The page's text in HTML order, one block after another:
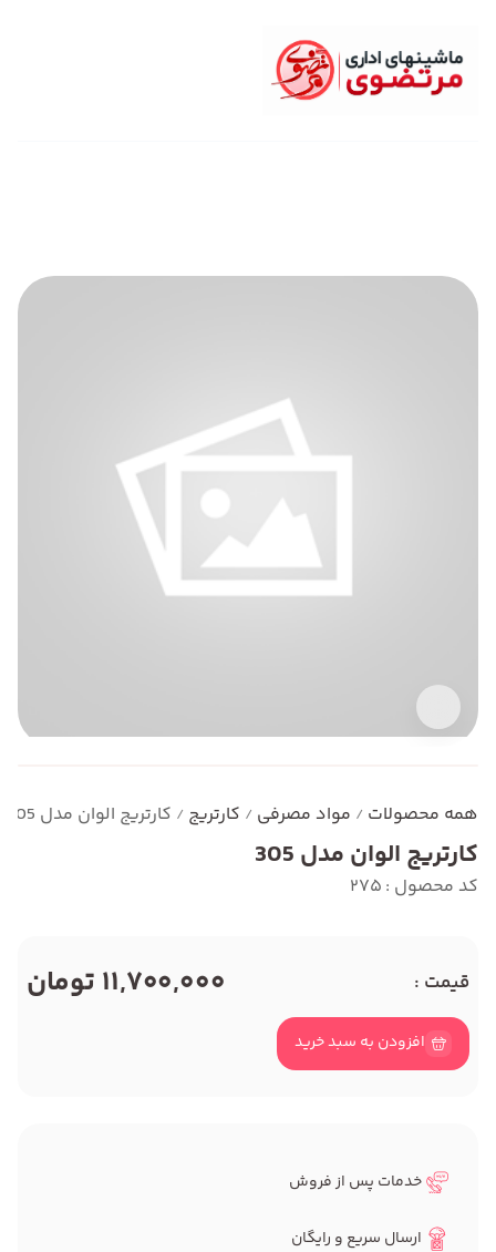
همه محصولات / مواد مصرفی / کارتریج / کارتریج الوان مدل 305
کارتریج الوان مدل 305
کد محصول : 275
قیمت : 11,700,000 تومان
افزودن به سبد خرید
خدمات پس از فروش
ارسال سریع و رایگان